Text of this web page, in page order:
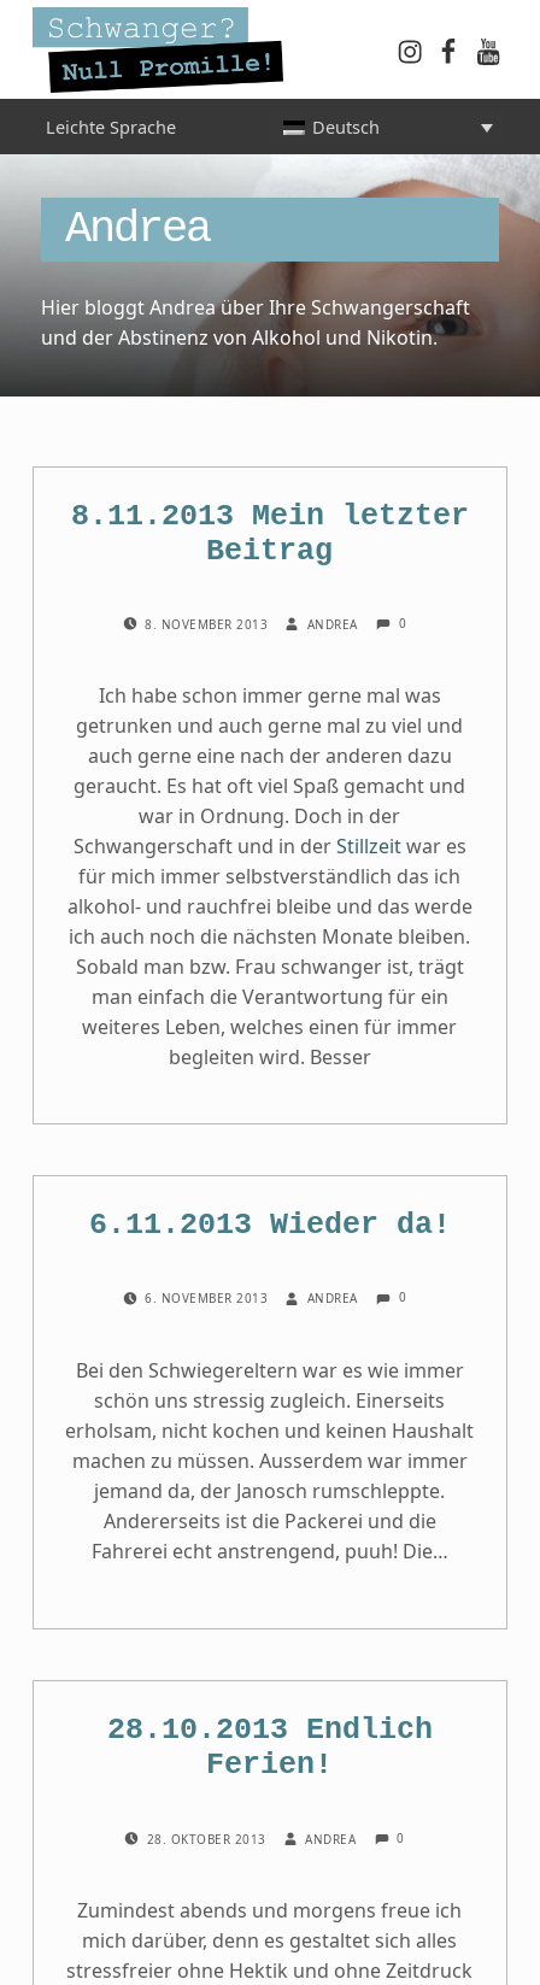
INFORMATIONEN FÜR SCHWANGERE, WERDENDE MÜTTER UND ALLE, DIE SIE IN DER SCHWANGERSCHAFT BEGLEITEN
Leichte Sprache Deutsch
Category:
Andrea
Hier bloggt Andrea über Ihre Schwangerschaft
und der Abstinenz von Alkohol und Nikotin.
8.11.2013 Mein letzter
Beitrag
8. NOVEMBER 2013 ANDREA 0
Ich habe schon immer gerne mal was
getrunken und auch gerne mal zu viel und
auch gerne eine nach der anderen dazu
geraucht. Es hat oft viel Spaß gemacht und
war in Ordnung. Doch in der
Schwangerschaft und in derStillzeitwar es
für mich immer selbstverständlich das ich
alkohol- und rauchfrei bleibe und das werde
ich auch noch die nächsten Monate bleiben.
Sobald man bzw. Frau schwanger ist, trägt
man einfach die Verantwortung für ein
weiteres Leben, welches einen für immer
begleiten wird. Besser
6.11.2013 Wieder da!
6. NOVEMBER 2013 ANDREA 0
Bei den Schwiegereltern war es wie immer
schön uns stressig zugleich. Einerseits
erholsam, nicht kochen und keinen Haushalt
machen zu müssen. Ausserdem war immer
jemand da, der Janosch rumschleppte.
Andererseits ist die Packerei und die
Fahrerei echt anstrengend, puuh! Die…
28.10.2013 Endlich
Ferien!
28. OKTOBER 2013 ANDREA 0
Zumindest abends und morgens freue ich
mich darüber, denn es gestaltet sich alles
stressfreier ohne Hektik und ohne Zeitdruck